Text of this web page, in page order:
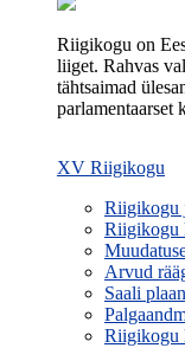
Riigikogu on
liiget. Rahvas
tähtsaimad
parlamentaarset
XV Riigikogu
Riigikogu
Riigikogu
Arvud
Saali plaan
Riigikogu